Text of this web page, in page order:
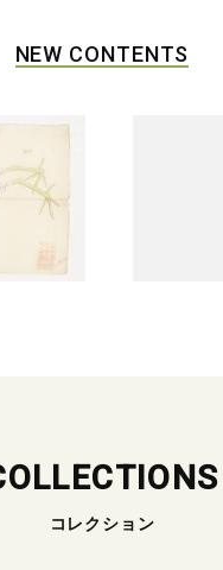
NEW CONTENTS
コレクション